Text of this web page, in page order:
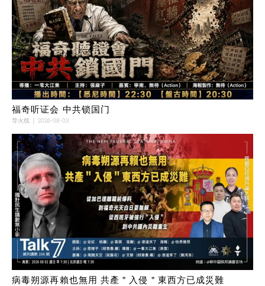
福奇听证会 中共锁国门
导火线 2026-08-03
病毒朔源再賴也無用 共產＂入侵＂東西方已成災難